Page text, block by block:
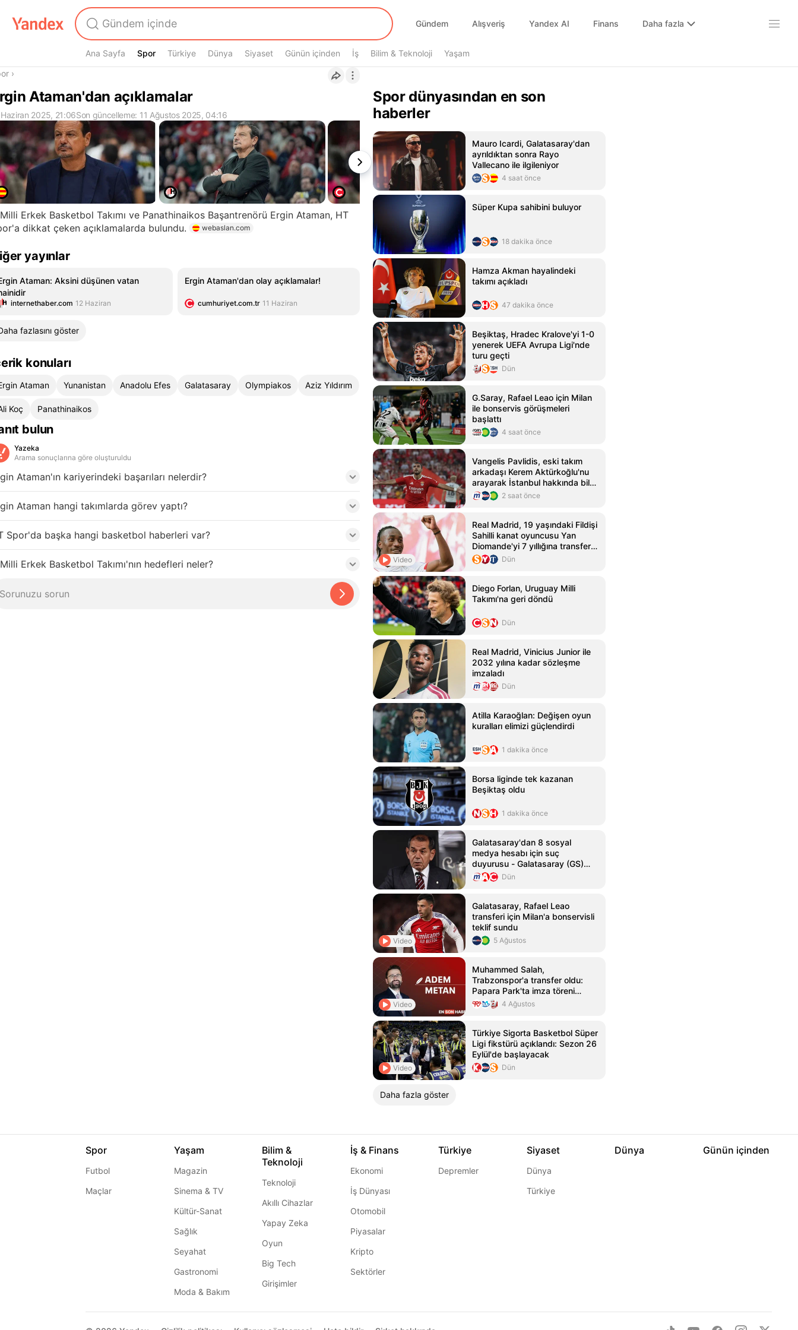
Gündem Alışveriş Yandex AI Finans Daha fazla
Ana Sayfa Spor
Spor Türkiye Dünya Siyaset Günün içinden İş Bilim & Teknoloji Yaşam
›
Ataman'dan açıklamalar
Haziran 2025, 21:06Son güncelleme: 11 Ağustos 2025, 04:16
Erkek Basketbol Takımı ve Panathinaikos Başantrenörü Ergin Ataman, HT
dikkat çeken açıklamalarda bulundu.
webaslan.com
yayınlar
Ataman: Aksini düşünen vatan
internethaber.com 12 Haziran
Ergin Ataman'dan olay açıklamalar!
cumhuriyet.com.tr 11 Haziran
fazlasını göster
konuları
Ataman Yunanistan Anadolu Efes Galatasaray Olympiakos Aziz Yıldırım
Koç Panathinaikos
bulun
Yazeka
Arama sonuçlarına göre oluşturuldu
Ataman'ın kariyerindeki başarıları nelerdir?
Ataman hangi takımlarda görev yaptı?
Spor'da başka hangi basketbol haberleri var?
Erkek Basketbol Takımı'nın hedefleri neler?
Spor dünyasından en son
haberler
Mauro Icardi, Galatasaray'dan
ayrıldıktan sonra Rayo
Vallecano ile ilgileniyor
4 saat önce
Süper Kupa sahibini buluyor
18 dakika önce
Hamza Akman hayalindeki
takımı açıkladı
47 dakika önce
Beşiktaş, Hradec Kralove'yi 1-0
yenerek UEFA Avrupa Ligi'nde
turu geçti
Dün
G.Saray, Rafael Leao için Milan
ile bonservis görüşmeleri
başlattı
4 saat önce
Vangelis Pavlidis, eski takım
arkadaşı Kerem Aktürkoğlu'nu
arayarak İstanbul hakkında bilgi
aldı
2 saat önce
Video
Real Madrid, 19 yaşındaki Fildişi
Sahilli kanat oyuncusu Yan
Diomande'yi 7 yıllığına transfer
etti
Dün
Diego Forlan, Uruguay Milli
Takımı'na geri döndü
Dün
Real Madrid, Vinicius Junior ile
2032 yılına kadar sözleşme
imzaladı
Dün
Atilla Karaoğlan: Değişen oyun
kuralları elimizi güçlendirdi
1 dakika önce
Borsa liginde tek kazanan
Beşiktaş oldu
1 dakika önce
Galatasaray'dan 8 sosyal
medya hesabı için suç
duyurusu - Galatasaray (GS)
HaberleriDün
Video
Galatasaray, Rafael Leao
transferi için Milan'a bonservisli
teklif sundu
5 Ağustos
Video
Muhammed Salah,
Trabzonspor'a transfer oldu:
Papara Park'ta imza töreni
düzenlendi4 Ağustos
Video
Türkiye Sigorta Basketbol Süper
Ligi fikstürü açıklandı: Sezon 26
Eylül'de başlayacak
Dün
Daha fazla göster
Spor
Futbol
Maçlar
Yaşam
Magazin
Sinema & TV
Kültür-Sanat
Sağlık
Seyahat
Gastronomi
Moda & Bakım
Bilim &
Teknoloji
Teknoloji
Akıllı Cihazlar
Yapay Zeka
Oyun
Big Tech
Girişimler
İş & Finans
Ekonomi
İş Dünyası
Otomobil
Piyasalar
Kripto
Sektörler
Türkiye
Depremler
Siyaset
Dünya
Türkiye
Dünya Günün içinden